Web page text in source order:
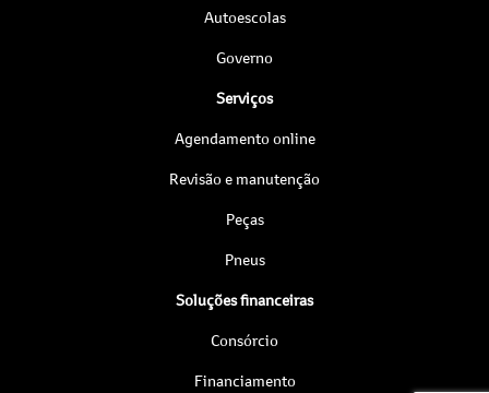
Autoescolas
Governo
Serviços
Agendamento online
Revisão e manutenção
Peças
Pneus
Soluções financeiras
Consórcio
Financiamento